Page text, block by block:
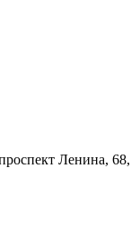
Ленина, 68,